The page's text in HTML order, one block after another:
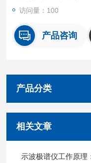
访问量：100
产品咨询
产品分类
相关文章
示波极谱仪工作原理